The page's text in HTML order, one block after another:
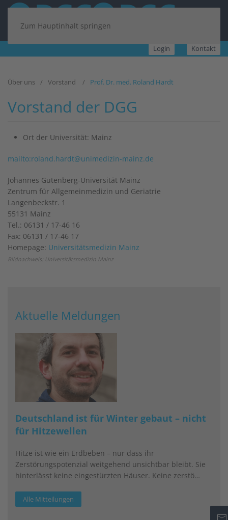
Zum Hauptinhalt springen
Login Kontakt
Über uns Vorstand Prof. Dr. med. Roland Hardt
Vorstand der DGG
Ort der Universität: Mainz
mailto:roland.hardt@unimedizin-mainz.de
Johannes Gutenberg-Universität Mainz
Zentrum für Allgemeinmedizin und Geriatrie
Langenbeckstr. 1
55131 Mainz
Tel.: 06131 / 17-46 16
Fax: 06131 / 17-46 17
Homepage: Universitätsmedizin Mainz
Bildnachweis: Universitätsmedizin Mainz
Aktuelle Meldungen
Deutschland ist für Winter gebaut – nicht
für Hitzewellen
Hitze ist wie ein Erdbeben – nur dass ihr
Zerstörungspotenzial weitgehend unsichtbar bleibt. Sie
hinterlässt keine eingestürzten Häuser. Keine zerstö…
Alle Mitteilungen